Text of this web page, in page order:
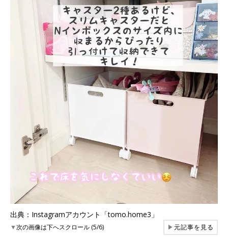
出典：Instagramアカウント「tomo.home3」
▼次の画像は下へスクロール (5/6) ▶元記事を見る